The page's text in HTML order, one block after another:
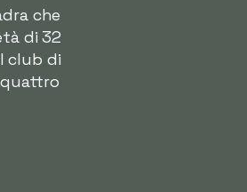
che
di 32
club di